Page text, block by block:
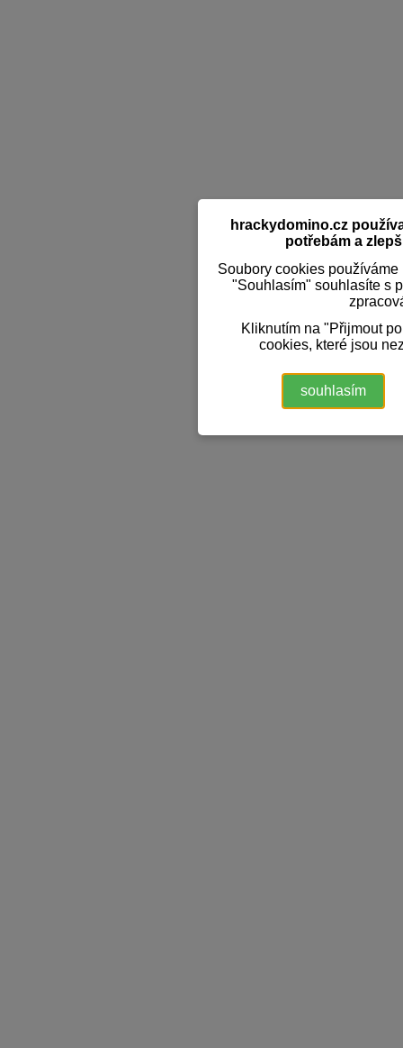
hrackydomino.cz
potřebám a
Soubory cookies
"Souhlasím" souhlasíte s
Kliknutím na "Přijmout
cookies, které jsou
souhlasím